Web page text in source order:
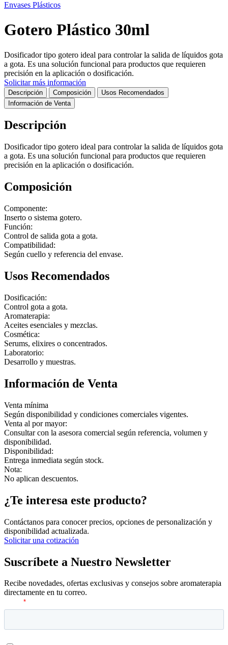
Envases Plásticos
Gotero Plástico 30ml
Dosificador tipo gotero ideal para controlar la salida de líquidos gota
a gota. Es una solución funcional para productos que requieren
precisión en la aplicación o dosificación.
Solicitar más información
Descripción Composición
Usos Recomendados
Información de Venta
Descripción
Dosificador tipo gotero ideal para controlar la salida de líquidos gota
a gota. Es una solución funcional para productos que requieren
precisión en la aplicación o dosificación.
Composición
Componente:
Inserto o sistema gotero.
Función:
Control de salida gota a gota.
Compatibilidad:
Según cuello y referencia del envase.
Usos Recomendados
Dosificación:
Control gota a gota.
Aromaterapia:
Aceites esenciales y mezclas.
Cosmética:
Serums, elixires o concentrados.
Laboratorio:
Desarrollo y muestras.
Información de Venta
Venta mínima
Según disponibilidad y condiciones comerciales vigentes.
Venta al por mayor:
Consultar con la asesora comercial según referencia, volumen y
disponibilidad.
Disponibilidad:
Entrega inmediata según stock.
Nota:
No aplican descuentos.
¿Te interesa este producto?
Contáctanos para conocer precios, opciones de personalización y
disponibilidad actualizada.
Solicitar una cotización
Suscríbete a Nuestro Newsletter
Recibe novedades, ofertas exclusivas y consejos sobre aromaterapia
directamente en tu correo.